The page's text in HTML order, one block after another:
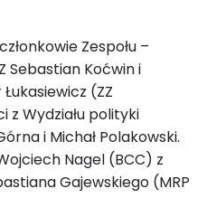
Zespołu –
Sebastian Koćwin i
(ZZ
z Wydziału polityki
i Michał Polakowski.
Nagel (BCC) z
Gajewskiego (MRP